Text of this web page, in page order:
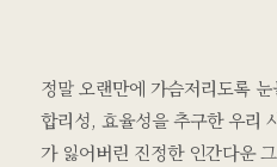
정말 오랜만에 가슴저리도록
합리성, 효율성을 추구한 우리
가 잃어버린 진정한 인간다운